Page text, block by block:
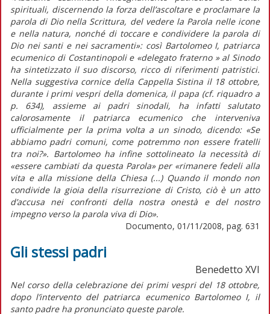
spirituali, discernendo la forza dell’ascoltare e proclamare la
parola di Dio nella Scrittura, del vedere la Parola nelle icone
e nella natura, nonché di toccare e condividere la parola di
Dio nei santi e nei sacramenti»: così Bartolomeo I, patriarca
ecumenico di Costantinopoli e «delegato fraterno » al Sinodo
ha sintetizzato il suo discorso, ricco di riferimenti patristici.
Nella suggestiva cornice della Cappella Sistina il 18 ottobre,
durante i primi vespri della domenica, il papa (cf. riquadro a
p. 634), assieme ai padri sinodali, ha infatti salutato
calorosamente il patriarca ecumenico che interveniva
ufficialmente per la prima volta a un sinodo, dicendo: «Se
abbiamo padri comuni, come potremmo non essere fratelli
tra noi?». Bartolomeo ha infine sottolineato la necessità di
«essere cambiati da questa Parola» per «rimanere fedeli alla
vita e alla missione della Chiesa (...) Quando il mondo non
condivide la gioia della risurrezione di Cristo, ciò è un atto
d’accusa nei confronti della nostra onestà e del nostro
impegno verso la parola viva di Dio».
Documento, 01/11/2008, pag. 631
Gli stessi padri
Benedetto XVI
Nel corso della celebrazione dei primi vespri del 18 ottobre,
dopo l’intervento del patriarca ecumenico Bartolomeo I, il
santo padre ha pronunciato queste parole.